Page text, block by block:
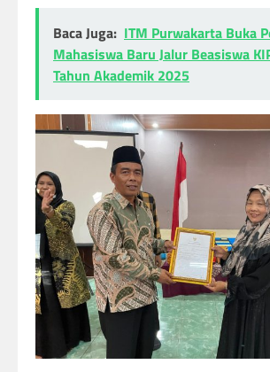
Baca Juga: ITM Purwakarta Buka
Mahasiswa Baru Jalur Beasiswa
Tahun Akademik 2025